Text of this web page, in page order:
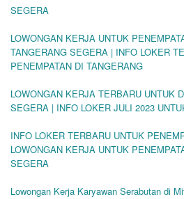
SEGERA
LOWONGAN KERJA UNTUK
TANGERANG SEGERA | INFO LOKER
PENEMPATAN DI TANGERANG
LOWONGAN KERJA TERBARU UNTUK
SEGERA | INFO LOKER JULI 2023
INFO LOKER TERBARU UNTUK
LOWONGAN KERJA UNTUK
SEGERA
Lowongan Kerja Karyawan Serabutan di